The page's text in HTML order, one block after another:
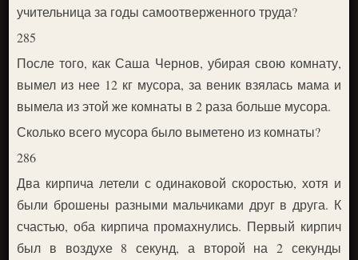
учительница за годы самоотверженного труда?
285
После того, как Саша Чернов, убирая свою комнату,
вымел из нее 12 кг мусора, за веник взялась мама и
вымела из этой же комнаты в 2 раза больше мусора.
Сколько всего мусора было выметено из комнаты?
286
Два кирпича летели с одинаковой скоростью, хотя и
были брошены разными мальчиками друг в друга. К
счастью, оба кирпича промахнулись. Первый кирпич
был в воздухе 8 секунд, а второй на 2 секунды